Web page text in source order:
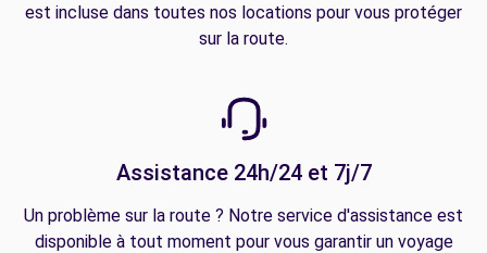
est incluse dans toutes nos locations pour vous protéger
sur la route.
Assistance 24h/24 et 7j/7
Un problème sur la route ? Notre service d'assistance est
disponible à tout moment pour vous garantir un voyage